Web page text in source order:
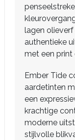
lagen
authentieke
met een print
Ember Tide
aardetinten
een
krachtige
moderne
stijlvolle